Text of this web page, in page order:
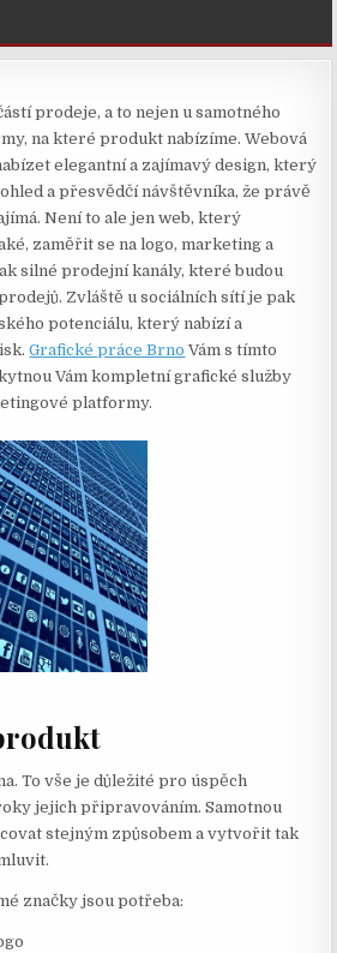
prodeje, a to nejen u samotného
na které produkt nabízíme. Webová
elegantní a zajímavý design, který
a přesvědčí návštěvníka, že právě
Není to ale jen web, který
zaměřit se na logo, marketing a
silné prodejní kanály, které budou
Zvláště u sociálních sítí je pak
potenciálu, který nabízí a
Grafické práce Brno Vám s tímto
Vám kompletní grafické služby
platformy.
To vše je důležité pro úspěch
jejich připravováním. Samotnou
stejným způsobem a vytvořit tak
značky jsou potřeba: